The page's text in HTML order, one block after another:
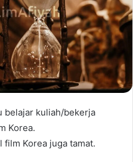
belajar kuliah/bekerja
Korea.
film Korea juga tamat.